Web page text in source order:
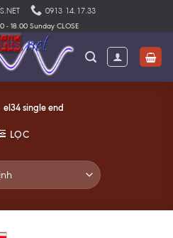
0913 14.17.33
- 18.00 Sunday CLOSE
el34 single end
LỌC